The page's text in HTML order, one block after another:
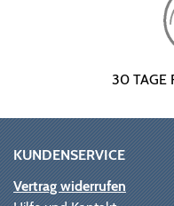
30 TAGE
KUNDENSERVICE
Vertrag widerrufen